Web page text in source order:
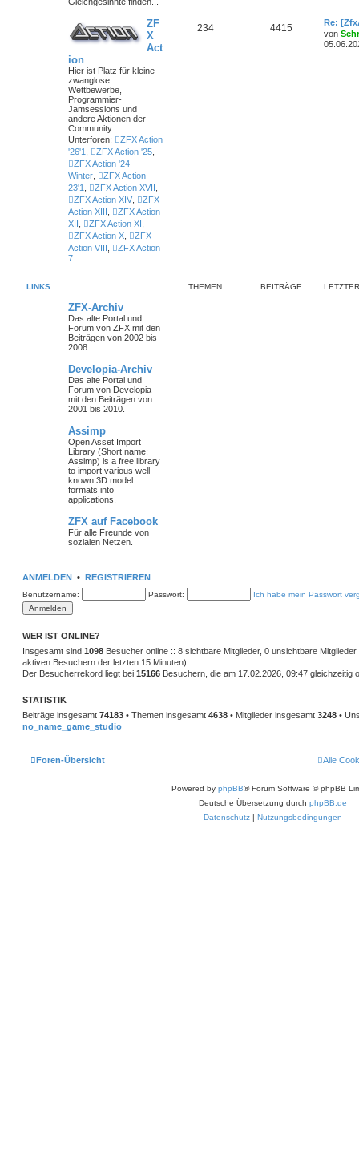
ZF
X
Act
ion
Hier ist Platz für kleine
zwanglose
Wettbewerbe,
Programmier-
Jamsessions und
andere Aktionen der
Community.
Unterforen:
ZFX Action
'26'1
ZFX Action '25
ZFX Action '24 -
Winter
ZFX Action
23'1
ZFX Action XVII
ZFX Action XIV
ZFX
Action XIII
ZFX Action
XII
ZFX Action XI
ZFX Action X
ZFX
Action VIII
ZFX Action
7
234 4415
Re:
von
LINKS THEMEN BEITRÄGE
ZFX-Archiv
Das alte Portal und
Forum von ZFX mit den
Beiträgen von 2002 bis
2008.
Developia-Archiv
Das alte Portal und
Forum von Developia
mit den Beiträgen von
2001 bis 2010.
Assimp
Open Asset Import
Library (Short name:
Assimp) is a free library
to import various well-
known 3D model
formats into
applications.
ZFX auf Facebook
Für alle Freunde von
sozialen Netzen.
ANMELDEN • REGISTRIEREN
Benutzername: Passwort: Ich habe mein Passwort
WER IST ONLINE?
Insgesamt sind 1098 Besucher online :: 8 sichtbare Mitglieder, 0 unsichtbare
aktiven Besuchern der letzten 15 Minuten)
Der Besucherrekord liegt bei 15166 Besuchern, die am 17.02.2026, 09:47 gleichzeitig
STATISTIK
Beiträge insgesamt 74183 • Themen insgesamt 4638 • Mitglieder insgesamt 3248 •
no_name_game_studio
Foren-Übersicht Alle
Powered by phpBB® Forum Software © phpBB
Deutsche Übersetzung durch phpBB.de
Datenschutz | Nutzungsbedingungen